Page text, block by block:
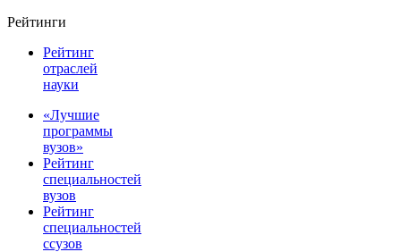
Рейтинги
Рейтинг
отраслей
науки
«Лучшие
программы
вузов»
Рейтинг
специальностей
вузов
Рейтинг
специальностей
ссузов